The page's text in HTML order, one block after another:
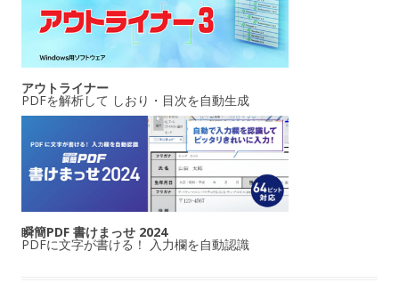
アウトライナー
PDFを解析して しおり・目次を自動生成
瞬簡PDF 書けまっせ 2024
PDFに文字が書ける！ 入力欄を自動認識